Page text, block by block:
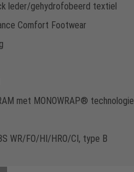
leder/gehydrofobeerd textiel
Comfort Footwear
met MONOWRAP® technologie
WR/FO/HI/HRO/CI, type B